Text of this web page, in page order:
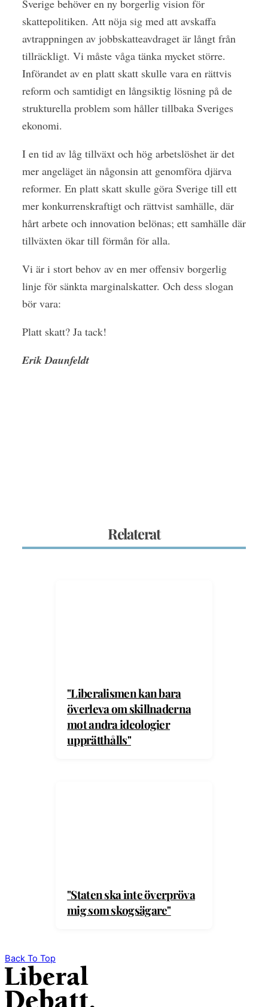
Sverige behöver en ny borgerlig vision för
skattepolitiken. Att nöja sig med att avskaffa
avtrappningen av jobbskatteavdraget är långt från
tillräckligt. Vi måste våga tänka mycket större.
Införandet av en platt skatt skulle vara en rättvis
reform och samtidigt en långsiktig lösning på de
strukturella problem som håller tillbaka Sveriges
ekonomi.
I en tid av låg tillväxt och hög arbetslöshet är det
mer angeläget än någonsin att genomföra djärva
reformer. En platt skatt skulle göra Sverige till ett
mer konkurrenskraftigt och rättvist samhälle, där
hårt arbete och innovation belönas; ett samhälle där
tillväxten ökar till förmån för alla.
Vi är i stort behov av en mer offensiv borgerlig
linje för sänkta marginalskatter. Och dess slogan
bör vara:
Platt skatt? Ja tack!
Erik Daunfeldt
Relaterat
"Liberalismen kan bara
överleva om skillnaderna
mot andra ideologier
upprätthålls"
"Staten ska inte överpröva
mig som skogsägare"
Back To Top